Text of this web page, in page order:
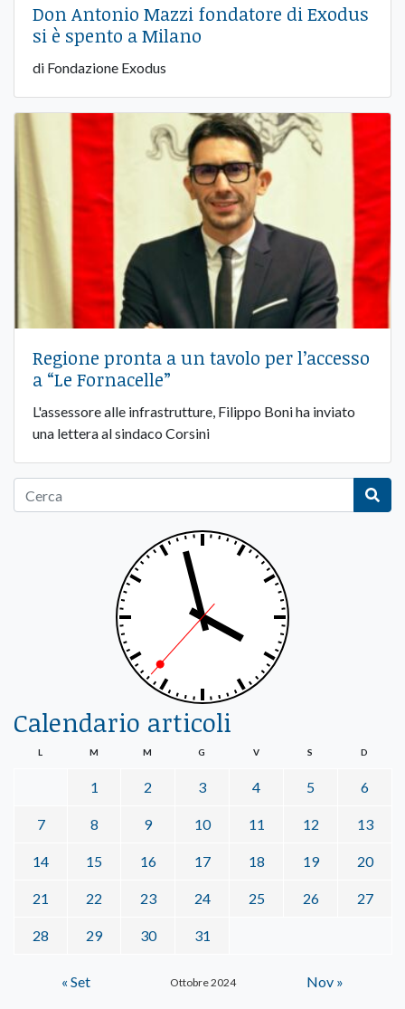
Don Antonio Mazzi fondatore di Exodus
si è spento a Milano
di Fondazione Exodus
Regione pronta a un tavolo per l’accesso
a “Le Fornacelle”
L'assessore alle infrastrutture, Filippo Boni ha inviato
una lettera al sindaco Corsini
Calendario articoli
Ottobre 2024
L M M G V S D
1 2 3 4 5 6
7 8 9 10 11 12 13
14 15 16 17 18 19 20
21 22 23 24 25 26 27
28 29 30 31
« Set Nov »